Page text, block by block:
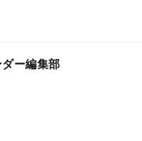
ー編集部